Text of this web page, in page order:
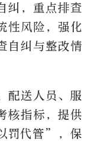
纠，重点排查
性风险，强化
自纠与整改情
配送人员、服
核指标，提供
罚代管”，保